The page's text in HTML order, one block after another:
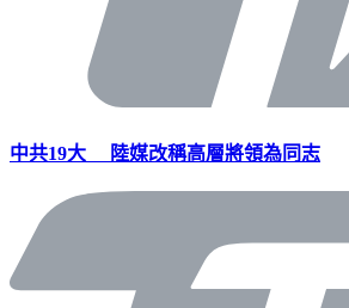
中共19大 陸媒改稱高層將領為同志